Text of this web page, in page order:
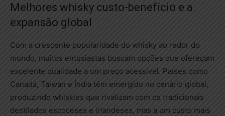
Melhores whisky custo-benefício e a
expansão global
Com a crescente popularidade do whisky ao redor do
mundo, muitos entusiastas buscam opções que ofereçam
excelente qualidade a um preço acessível. Países como
Canadá, Taiwan e Índia têm emergido no cenário global,
produzindo whiskies que rivalizam com os tradicionais
destilados escoceses e irlandeses, mas a um custo mais